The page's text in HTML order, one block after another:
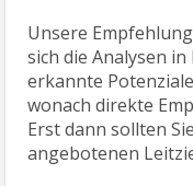
Unsere
sich die Analysen
erkannte
wonach direkte
Erst dann sollten
angebotenen